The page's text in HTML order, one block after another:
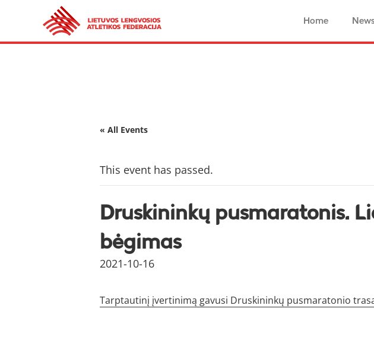
Home News
« All Events
This event has passed.
Druskininkų pusmaratonis.
bėgimas
2021-10-16
Tarptautinį įvertinimą gavusi Druskininkų pusmaratonio